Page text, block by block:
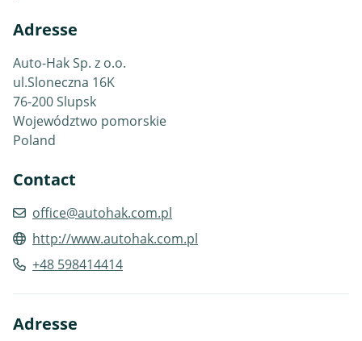
Adresse
Auto-Hak Sp. z o.o.
ul.Sloneczna 16K
76-200 Slupsk
Województwo pomorskie
Poland
Contact
office@autohak.com.pl
http://www.autohak.com.pl
+48 598414414
Adresse